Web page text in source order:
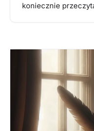
koniecznie